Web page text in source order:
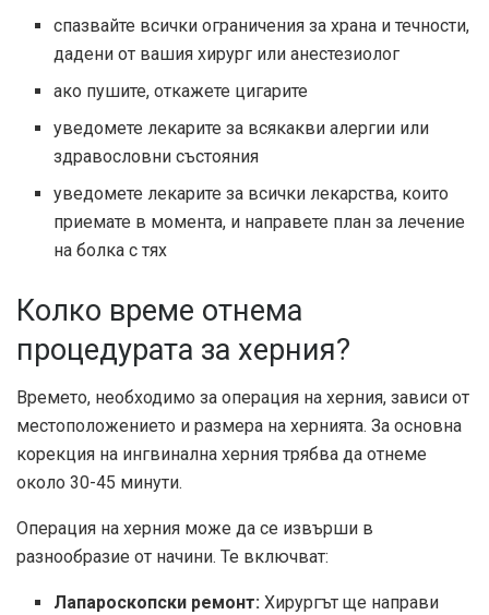
спазвайте всички ограничения за храна и течности,
дадени от вашия хирург или анестезиолог
ако пушите, откажете цигарите
уведомете лекарите за всякакви алергии или
здравословни състояния
уведомете лекарите за всички лекарства, които
приемате в момента, и направете план за лечение
на болка с тях
Колко време отнема
процедурата за херния?
Времето, необходимо за операция на херния, зависи от
местоположението и размера на хернията. За основна
корекция на ингвинална херния трябва да отнеме
около 30-45 минути.
Операция на херния може да се извърши в
разнообразие от начини. Те включват:
Лапароскопски ремонт:Хирургът ще направи